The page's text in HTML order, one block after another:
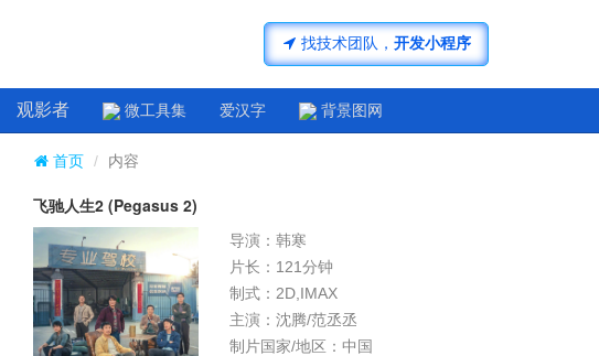
找技术团队， 开发小程序
济南小程序开发
观影者 微工具集 爱汉字 背景图网
首页 内容
飞驰人生2 (Pegasus 2)
导演：韩寒
片长：121分钟
制式：2D,IMAX
主演：沈腾/范丞丞
制片国家/地区：中国